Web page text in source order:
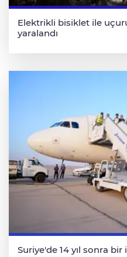
Elektrikli bisiklet ile
yaralandı
Suriye'de 14 yıl sonra bir